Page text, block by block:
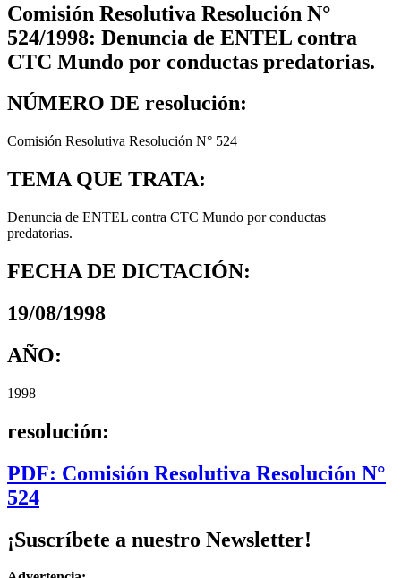
Comisión Resolutiva Resolución N°
524/1998: Denuncia de ENTEL contra
CTC Mundo por conductas predatorias.
NÚMERO DE resolución:
Comisión Resolutiva Resolución N° 524
TEMA QUE TRATA:
Denuncia de ENTEL contra CTC Mundo por conductas
predatorias.
FECHA DE DICTACIÓN:
19/08/1998
AÑO:
1998
resolución:
PDF: Comisión Resolutiva Resolución N°
524
¡Suscríbete a nuestro Newsletter!